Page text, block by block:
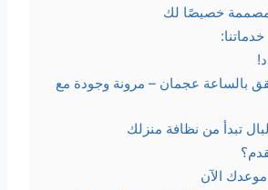
خصيصًا لك
بالساعة عجمان – مرونة وجودة مع
تبدأ من نظافة منزلك
الآن